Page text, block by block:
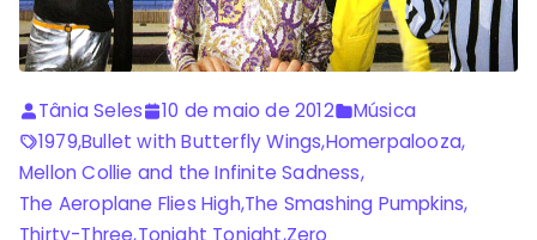
Tânia Seles 10 de maio de 2012
Música
1979,Bullet with Butterfly Wings,Homerpalooza,
Mellon Collie and the Infinite Sadness,
The Aeroplane Flies High,The Smashing Pumpkins,
Thirty-Three,Tonight Tonight,Zero